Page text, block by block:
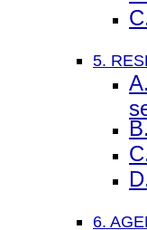
5.
6.